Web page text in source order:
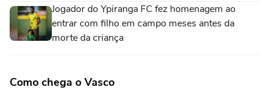
Jogador do Ypiranga FC fez homenagem ao
entrar com filho em campo meses antes da
morte da criança
Como chega o Vasco